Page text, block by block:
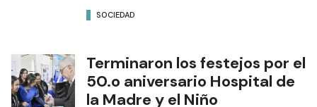
SOCIEDAD
Terminaron los festejos por el
50.o aniversario Hospital de
la Madre y el Niño